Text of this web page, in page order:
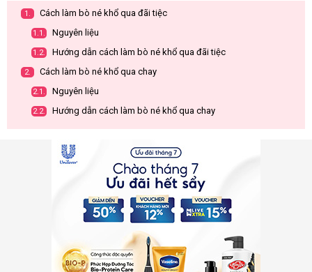
1. Cách làm bò né khổ qua đãi tiệc
1.1. Nguyên liệu
1.2. Hướng dẫn cách làm bò né khổ qua đãi tiệc
2. Cách làm bò né khổ qua chay
2.1. Nguyên liệu
2.2. Hướng dẫn cách làm bò né khổ qua chay